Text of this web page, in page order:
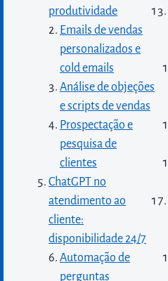
produtividade
Emails de vendas
personalizados e
cold emails
Análise de objeções
e scripts de vendas
Prospectação e
pesquisa de
clientes
ChatGPT no
atendimento ao
cliente:
disponibilidade 24/7
Automação de
perguntas